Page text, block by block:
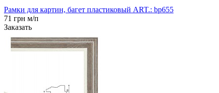
Рамки для картин, багет пластиковый ART.: bp655
71 грн м/п
Заказать